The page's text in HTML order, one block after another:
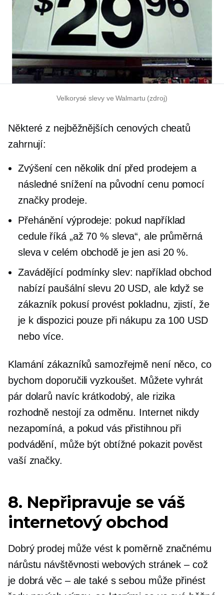
Velkorysé slevy ve Walmartu (zdroj)
Některé z nejběžnějších cenových cheatů
zahrnují:
Zvýšení cen několik dní před prodejem a
následné snížení na původní cenu pomocí
značky prodeje.
Přehánění výprodeje: pokud například
cedule říká „až 70 % sleva“, ale průměrná
sleva v celém obchodě je jen asi 20 %.
Zavádějící podmínky slev: například obchod
nabízí paušální slevu 20 USD, ale když se
zákazník pokusí provést pokladnu, zjistí, že
je k dispozici pouze při nákupu za 100 USD
nebo více.
Klamání zákazníků samozřejmě není něco, co
bychom doporučili vyzkoušet. Můžete vyhrát
pár dolarů navíc krátkodobý, ale rizika
rozhodně nestojí za odměnu. Internet nikdy
nezapomíná, a pokud vás přistihnou při
podvádění, může být obtížné pokazit pověst
vaší značky.
8. Nepřipravuje se váš
internetový obchod
Dobrý prodej může vést k poměrně značnému
nárůstu návštěvnosti webových stránek – což
je dobrá věc – ale také s sebou může přinést